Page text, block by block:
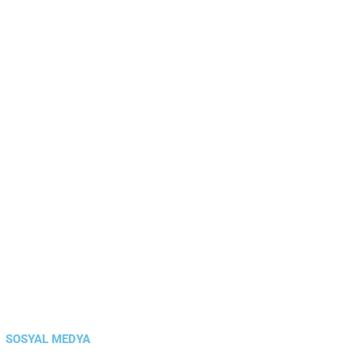
SOSYAL MEDYA